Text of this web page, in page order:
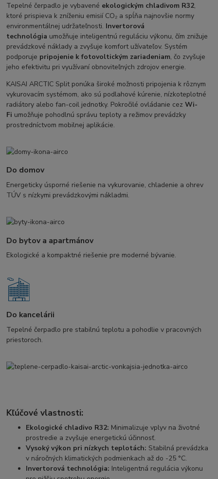
Tepelné čerpadlo je vybavené ekologickým chladivom R32,
ktoré prispieva k zníženiu emisií CO₂ a spĺňa najnovšie normy
environmentálnej udržateľnosti. Invertorová
technológia umožňuje inteligentnú reguláciu výkonu, čím znižuje
prevádzkové náklady a zvyšuje komfort užívateľov. Systém
podporuje pripojenie k fotovoltickým zariadeniam, čo zvyšuje
jeho efektivitu pri využívaní obnoviteľných zdrojov energie.
KAISAI ARCTIC Split ponúka široké možnosti pripojenia k rôznym
vykurovacím systémom, ako sú podlahové kúrenie, nízkoteplotné
radiátory alebo fan-coil jednotky. Pokročilé ovládanie cezWi-
Fi umožňuje pohodlnú správu teploty a režimov prevádzky
prostredníctvom mobilnej aplikácie.
Do domov
Energeticky úsporné riešenie na vykurovanie, chladenie a ohrev
TÚV s nízkymi prevádzkovými nákladmi.
Do bytov a apartmánov
Ekologické a kompaktné riešenie pre moderné bývanie.
Do kancelárii
Tepelné čerpadlo pre stabilnú teplotu a pohodlie v pracovných
priestoroch.
Kľúčové vlastnosti:
Ekologické chladivo R32: Minimalizuje vplyv na životné
prostredie a zvyšuje energetickú účinnosť.
Vysoký výkon pri nízkych teplotách: Stabilná prevádzka
v náročných klimatických podmienkach až do -25 °C.
Invertorová technológia: Inteligentná regulácia výkonu